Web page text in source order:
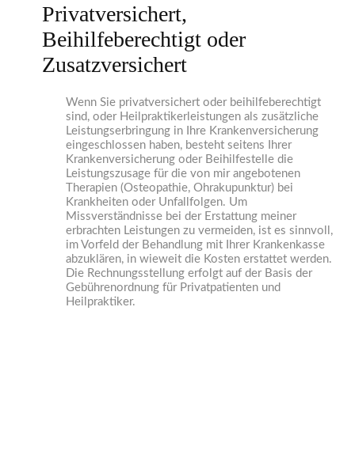
Privatversichert,
Beihilfeberechtigt oder
Zusatzversichert
Wenn Sie privatversichert oder beihilfeberechtigt
sind, oder Heilpraktikerleistungen als zusätzliche
Leistungserbringung in Ihre Krankenversicherung
eingeschlossen haben, besteht seitens Ihrer
Krankenversicherung oder Beihilfestelle die
Leistungszusage für die von mir angebotenen
Therapien (Osteopathie, Ohrakupunktur) bei
Krankheiten oder Unfallfolgen. Um
Missverständnisse bei der Erstattung meiner
erbrachten Leistungen zu vermeiden, ist es sinnvoll,
im Vorfeld der Behandlung mit Ihrer Krankenkasse
abzuklären, in wieweit die Kosten erstattet werden.
Die Rechnungsstellung erfolgt auf der Basis der
Gebührenordnung für Privatpatienten und
Heilpraktiker.